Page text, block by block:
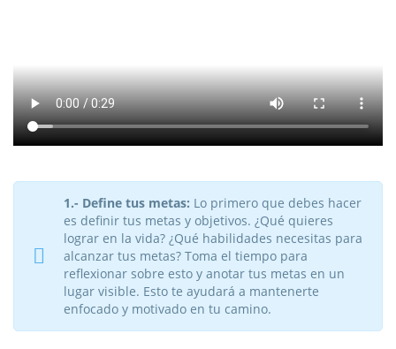
1.- Define tus metas: Lo primero que debes hacer
es definir tus metas y objetivos. ¿Qué quieres
lograr en la vida? ¿Qué habilidades necesitas para
alcanzar tus metas? Toma el tiempo para
reflexionar sobre esto y anotar tus metas en un
lugar visible. Esto te ayudará a mantenerte
enfocado y motivado en tu camino.